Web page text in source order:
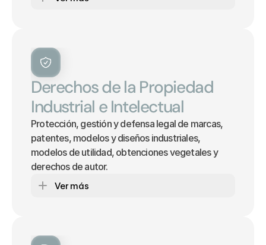
Derechos de la Propiedad
Industrial e Intelectual
Protección, gestión y defensa legal de marcas,
patentes, modelos y diseños industriales,
modelos de utilidad, obtenciones vegetales y
derechos de autor.
Ver más